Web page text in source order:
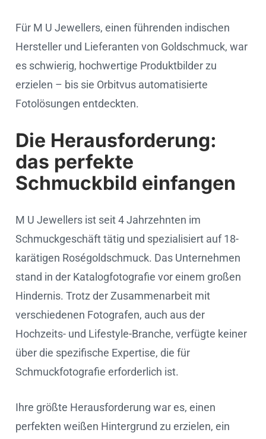
Für M U Jewellers, einen führenden indischen
Hersteller und Lieferanten von Goldschmuck, war
es schwierig, hochwertige Produktbilder zu
erzielen – bis sie Orbitvus automatisierte
Fotolösungen entdeckten.
Die Herausforderung:
das perfekte
Schmuckbild einfangen
M U Jewellers ist seit 4 Jahrzehnten im
Schmuckgeschäft tätig und spezialisiert auf 18-
karätigen Roségoldschmuck. Das Unternehmen
stand in der Katalogfotografie vor einem großen
Hindernis. Trotz der Zusammenarbeit mit
verschiedenen Fotografen, auch aus der
Hochzeits- und Lifestyle-Branche, verfügte keiner
über die spezifische Expertise, die für
Schmuckfotografie erforderlich ist.
Ihre größte Herausforderung war es, einen
perfekten weißen Hintergrund zu erzielen, ein